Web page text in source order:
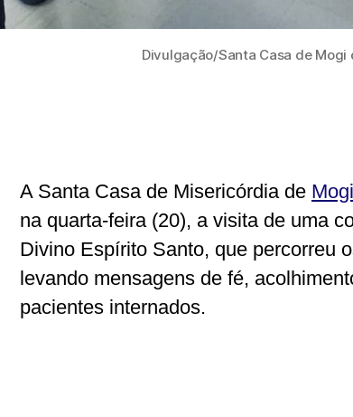
Divulgação/Santa Casa de Mogi
A Santa Casa de Misericórdia de
na quarta-feira (20), a visita de uma
Divino Espírito Santo, que percorreu
levando mensagens de fé,
pacientes internados.